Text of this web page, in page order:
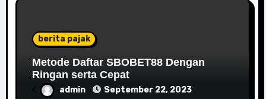
berita pajak
Metode Daftar SBOBET88 Dengan
Ringan serta Cepat
< admin September 22, 2023